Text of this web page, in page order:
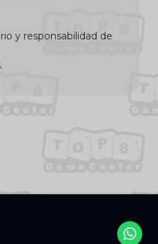
y responsabilidad de